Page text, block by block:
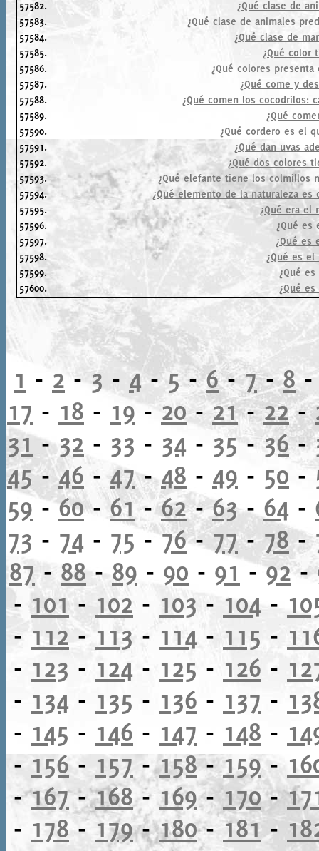
57582.
¿Qué clase de
57583.
¿Qué clase de animales
57584.
¿Qué clase de
57585.
¿Qué color
57586.
¿Qué colores
57587.
¿Qué come y
57588.
¿Qué comen los cocodrilos:
57589.
¿Qué
57590.
¿Qué cordero es el
57591.
¿Qué dan uvas
57592.
¿Qué dos colores
57593.
¿Qué elefante tiene los colmillos
57594.
¿Qué elemento de la naturaleza es
57595.
¿Qué era el
57596.
¿Qué es
57597.
¿Qué es
57598.
¿Qué es el
57599.
¿Qué
57600.
¿Qué
1 - 2-3 - 4-5-6-7-8
17 - 18 - 19-20-21-22-
31-32 - 33 - 34 - 35-36-
45-46-47-48 - 49 - 50 -
59 -60-61-62-63- 64 -
73 - 74 - 75 -76-77-78-
87 - 88 - 89 - 90 - 91 -92-
-101- 102 - 103- 104 -
- 112-113 - 114 - 115 -
- 123 - 124 - 125 - 126 -
- 134 - 135 - 136 - 137 -
- 145 - 146 - 147 - 148 -
-156-157-158-159-
-167-168-169-170-
- 178 - 179-180-181-